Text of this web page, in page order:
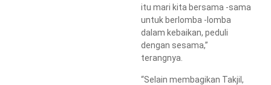
itu mari kita bersama -sama
untuk berlomba -lomba
dalam kebaikan, peduli
dengan sesama,”
terangnya.
“Selain membagikan Takjil,